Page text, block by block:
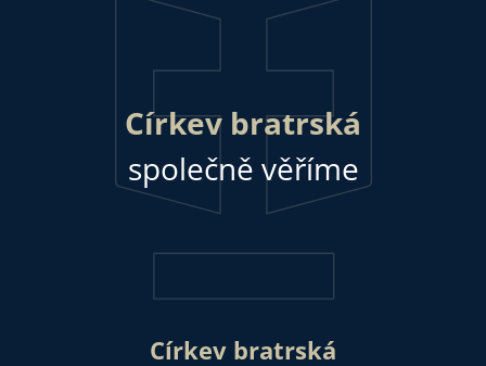
Církev bratrská
společně věříme
Církev bratrská